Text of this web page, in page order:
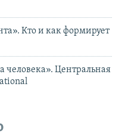
Кто и как формирует
человека». Центральная